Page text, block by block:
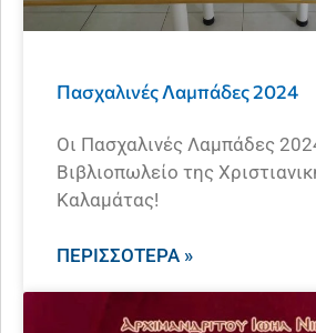
Πασχαλινές Λαμπάδες 2024
Οι Πασχαλινές Λαμπάδες
Βιβλιοπωλείο της
Καλαμάτας!
ΠΕΡΙΣΣΌΤΕΡΑ »